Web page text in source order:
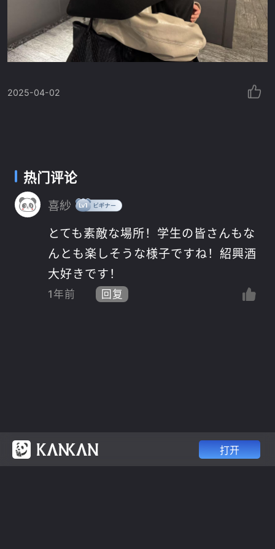
2025-04-02
热门评论
喜紗
とても素敵な場所！学生の皆さんもな
んとも楽しそうな様子ですね！紹興酒
大好きです！
1年前 回复
打开